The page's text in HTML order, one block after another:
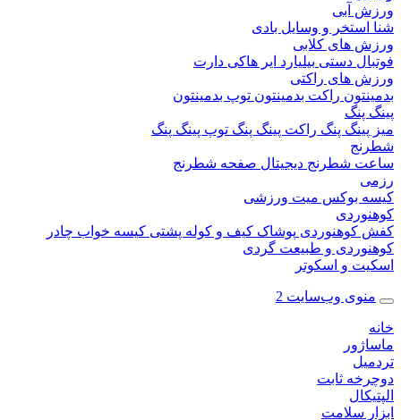
آبی
و وسایل بادی
های کلابی
دستیبیلیاردایر هاکیدارت
های راکتی
راکت بدمینتونتوپ بدمینتون
پنگ
پنگراکت پینگ پنگتوپ پینگ پنگ
شطرنج دیجیتالصفحه شطرنج
بوکسمیت ورزشی
کوهنوردیپوشاککیف و کوله پشتیکیسه خوابچادر
و طبیعت گردی
و اسکوتر
وب‌سایت 2
ثابت
سلامت